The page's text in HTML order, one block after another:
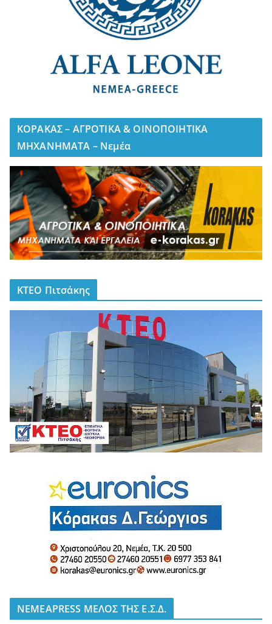
ΚΟΡΑΚΑΣ – ΑΓΡΟΤΙΚΑ & ΟΙΝΟΠΟΙΗΤΙΚΑ
ΜΗΧΑΝΗΜΑΤΑ – Νεμέα
ΚΤΕΟ Πιτσάκης
NEMEAPRESS ΜΕΛΟΣ ΤΗΣ Ε.Σ.Δ.